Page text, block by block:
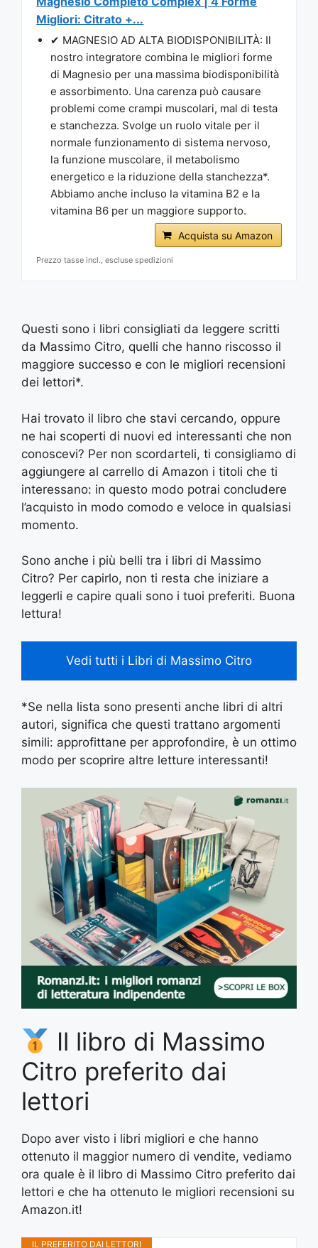
Migliori: Citrato +...
✔ MAGNESIO AD ALTA BIODISPONIBILITÀ: Il
nostro integratore combina le migliori forme
di Magnesio per una massima biodisponibilità
e assorbimento. Una carenza può causare
problemi come crampi muscolari, mal di testa
e stanchezza. Svolge un ruolo vitale per il
normale funzionamento di sistema nervoso,
la funzione muscolare, il metabolismo
energetico e la riduzione della stanchezza*.
Abbiamo anche incluso la vitamina B2 e la
vitamina B6 per un maggiore supporto.
Acquista su Amazon
Prezzo tasse incl., escluse spedizioni
Questi sono i libri consigliati da leggere scritti
da Massimo Citro, quelli che hanno riscosso il
maggiore successo e con le migliori recensioni
dei lettori*.
Hai trovato il libro che stavi cercando, oppure
ne hai scoperti di nuovi ed interessanti che non
conoscevi? Per non scordarteli, ti consigliamo di
aggiungere al carrello di Amazon i titoli che ti
interessano: in questo modo potrai concludere
l’acquisto in modo comodo e veloce in qualsiasi
momento.
Sono anche i più belli tra i libri di Massimo
Citro? Per capirlo, non ti resta che iniziare a
leggerli e capire quali sono i tuoi preferiti. Buona
lettura!
Vedi tutti i Libri di Massimo Citro
*Se nella lista sono presenti anche libri di altri
autori, significa che questi trattano argomenti
simili: approfittane per approfondire, è un ottimo
modo per scoprire altre letture interessanti!
Il libro di Massimo
Citro preferito dai
lettori
Dopo aver visto i libri migliori e che hanno
ottenuto il maggior numero di vendite, vediamo
ora quale è il libro di Massimo Citro preferito dai
lettori e che ha ottenuto le migliori recensioni su
Amazon.it!
IL PREFERITO DAI LETTORI